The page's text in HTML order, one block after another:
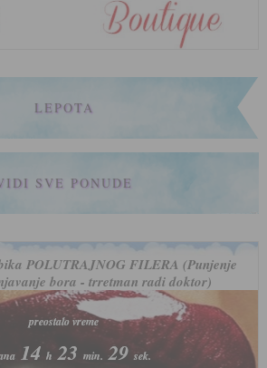
LEPOTA
SVE PONUDE
POLUTRAJNOG FILERA (Punjenje
bora - trretman radi doktor)
preostalo vreme
14 h 23 min. 26 sek.
preostalo vreme
14 h 23 min. 26 sek.